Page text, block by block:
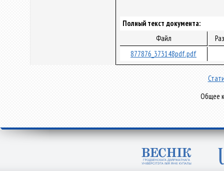
Полный текст документа:
Файл
877876_373148pdf.pdf
Общее